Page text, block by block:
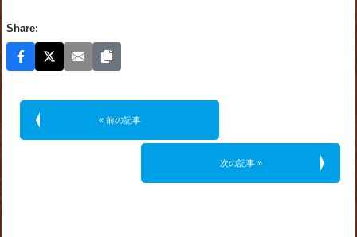
Share:
« 前の記事
次の記事 »